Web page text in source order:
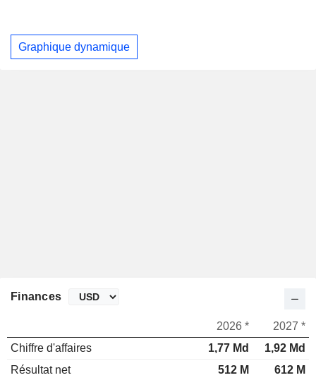
Graphique dynamique
Finances
2026 *
2027 *
Chiffre d'affaires
1,77 Md
1,92 Md
Résultat net
512 M
612 M